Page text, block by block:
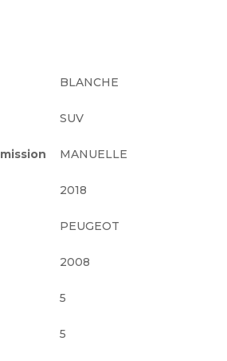
BLANCHE
SUV
MANUELLE
2018
PEUGEOT
2008
5
5